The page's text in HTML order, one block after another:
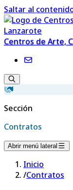
Saltar al
Centros de Arte,
Sección
Contratos
Abrir menú lateral
Inicio
/Contratos